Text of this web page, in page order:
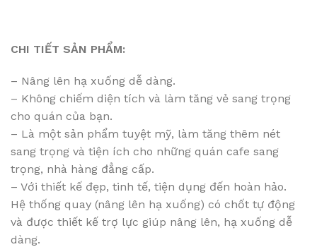
CHI TIẾT SẢN PHẨM:
– Nâng lên hạ xuống dễ dàng.
– Không chiếm diện tích và làm tăng vẻ sang trọng
cho quán của bạn.
– Là một sản phẩm tuyệt mỹ, làm tăng thêm nét
sang trọng và tiện ích cho những quán cafe sang
trọng, nhà hàng đẳng cấp.
– Với thiết kế đẹp, tinh tế, tiện dụng đến hoàn hảo.
Hệ thống quay (nâng lên hạ xuống) có chốt tự động
và được thiết kế trợ lực giúp nâng lên, hạ xuống dễ
dàng.